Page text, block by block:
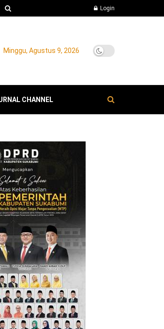
Login
Minggu, Agustus 9, 2026
CHANNEL